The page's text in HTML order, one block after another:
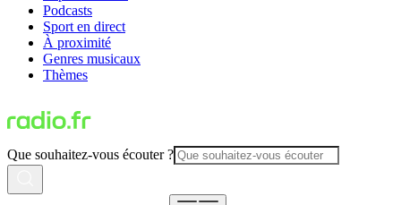
Podcasts
Sport en direct
À proximité
Genres musicaux
Thèmes
Que souhaitez-vous écouter ?